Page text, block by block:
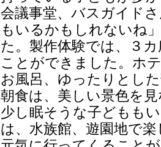
会議事堂、バスガイド
もいるかもしれないね
た。製作体験では、３
ことができました。ホ
お風呂、ゆったりとし
朝食は、美しい景色を
少し眠そうな子どもも
は、水族館、遊園地で